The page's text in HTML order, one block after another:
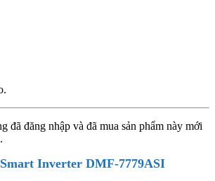
đã đăng nhập và đã mua sản phẩm này mới
Inverter DMF-7779ASI